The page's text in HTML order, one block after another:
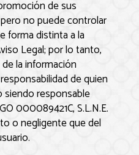
de sus
no puede controlar
forma distinta a la
Legal; por lo tanto,
la información
de quien
siendo responsable
000089421C, S.L.N.E.
o negligente que del